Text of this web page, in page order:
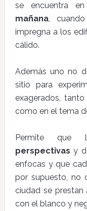
se encuentra
mañana,
impregna a los
cálido.
Además uno no
sitio para
exagerados,
como en el tema
Permite que
perspectivasy
enfocas y que
por supuesto, no
ciudad se prestan
con el blanco y